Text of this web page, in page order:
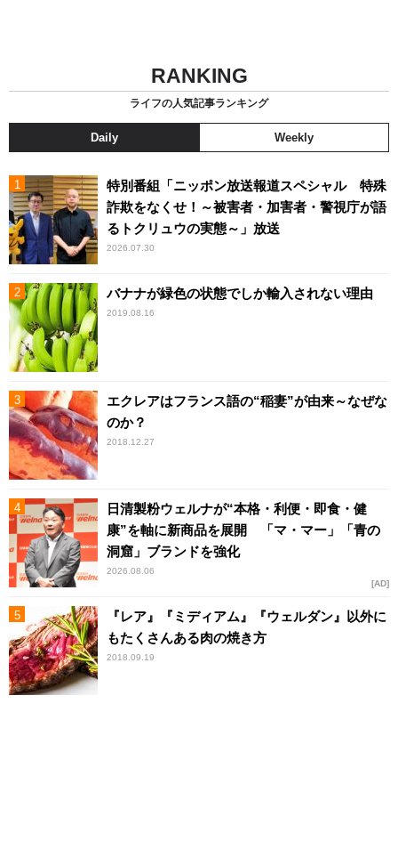
RANKING
ライフの人気記事ランキング
Daily Weekly
特別番組「ニッポン放送報道スペシャル 特殊
詐欺をなくせ！～被害者・加害者・警視庁が語
るトクリュウの実態～」放送
2026.07.30
バナナが緑色の状態でしか輸入されない理由
2019.08.16
エクレアはフランス語の“稲妻”が由来～なぜな
のか？
2018.12.27
日清製粉ウェルナが“本格・利便・即食・健
康”を軸に新商品を展開 「マ・マー」「青の
洞窟」ブランドを強化
2026.08.06
AD
『レア』『ミディアム』『ウェルダン』以外に
もたくさんある肉の焼き方
2018.09.19